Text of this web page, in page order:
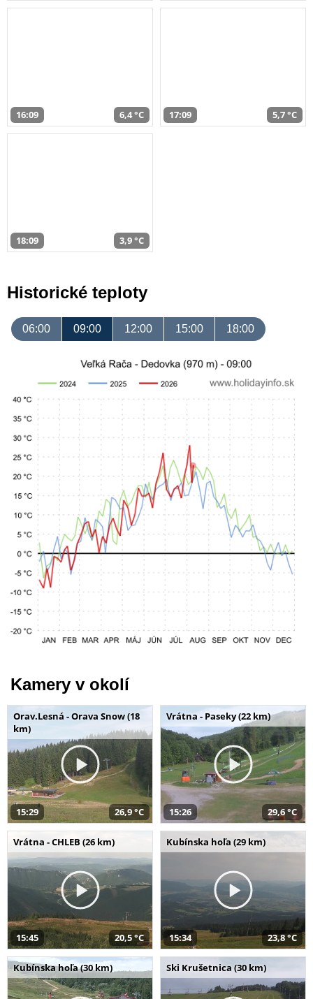
16:09 6,4 °C 17:09 5,7 °C
18:09 3,9 °C
Historické teploty
06:00 09:00 12:00 15:00 18:00
Kamery v okolí
Orav.Lesná - Orava Snow (18
km)
15:29 26,9 °C
Vrátna - Paseky (22 km)
15:26 29,6 °C
Vrátna - CHLEB (26 km)
15:45 20,5 °C
Kubínska hoľa (29 km)
15:34 23,8 °C
Kubínska hoľa (30 km) Ski Krušetnica (30 km)